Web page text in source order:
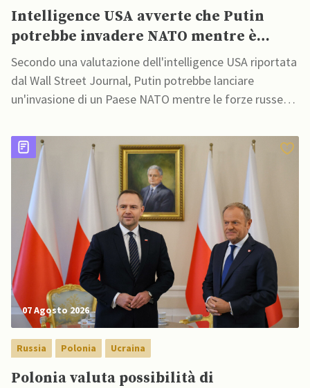
Intelligence USA avverte che Putin
potrebbe invadere NATO mentre è
ancora impegnato in Ucraina
Secondo una valutazione dell'intelligence USA riportata
dal Wall Street Journal, Putin potrebbe lanciare
un'invasione di un Paese NATO mentre le forze russe
07 Agosto 2026
Russia Polonia Ucraina
Polonia valuta possibilità di